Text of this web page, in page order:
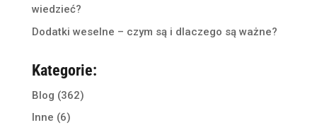
wiedzieć?
Dodatki weselne – czym są i dlaczego są ważne?
Kategorie:
Blog (362)
Inne (6)